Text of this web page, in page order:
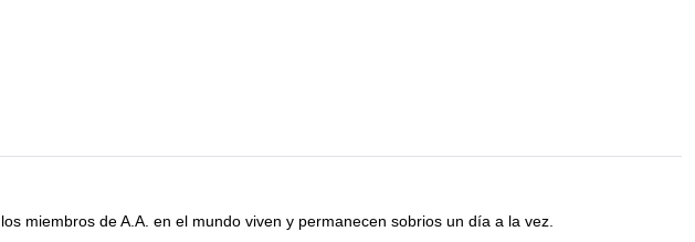
miembros de A.A. en el mundo viven y permanecen sobrios un día a la vez.